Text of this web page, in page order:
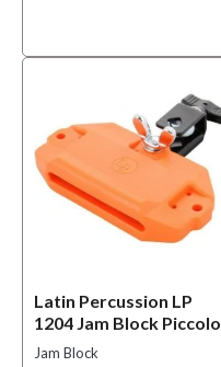
Latin Percussion LP
1204 Jam Block Piccolo
Jam Block